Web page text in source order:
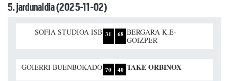
5. jardunaldia (2025-11-02)
SOFIA STUDIOA ISB 31 68 BERGARA K.E-
GOIZPER
GOIERRI BUENBOKADO 70 40 TAKE ORBINOX